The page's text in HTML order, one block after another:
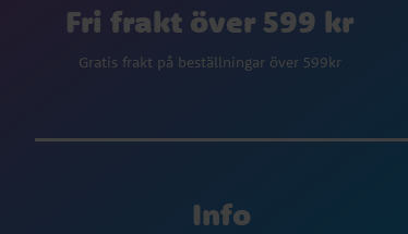
Fri frakt över 599 kr
Gratis frakt på beställningar över 599kr
Info